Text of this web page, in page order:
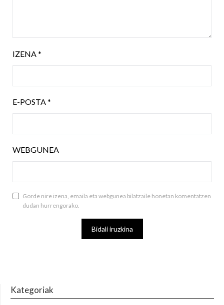
IZENA*
E-POSTA*
WEBGUNEA
Gorde nire izena, emaila eta webgunea bilatzaile honetan komentatzen
dudan hurrengorako.
Kategoriak